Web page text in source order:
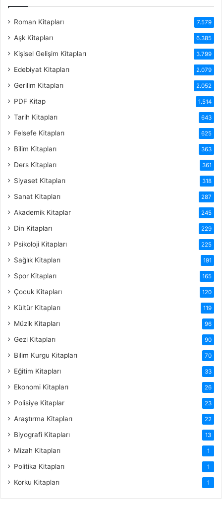
Roman Kitapları 7.579
Aşk Kitapları 6.385
Kişisel Gelişim Kitapları 3.799
Edebiyat Kitapları 2.079
Gerilim Kitapları 2.052
PDF Kitap 1.514
Tarih Kitapları 643
Felsefe Kitapları 625
Bilim Kitapları 363
Ders Kitapları 361
Siyaset Kitapları 318
Sanat Kitapları 287
Akademik Kitaplar 245
Din Kitapları 229
Psikoloji Kitapları 225
Sağlık Kitapları 191
Spor Kitapları 165
Çocuk Kitapları 120
Kültür Kitapları 119
Müzik Kitapları 96
Gezi Kitapları 90
Bilim Kurgu Kitapları 70
Eğitim Kitapları 33
Ekonomi Kitapları 26
Polisiye Kitaplar 23
Araştırma Kitapları 22
Biyografi Kitapları 13
Mizah Kitapları 1
Politika Kitapları 1
Korku Kitapları 1